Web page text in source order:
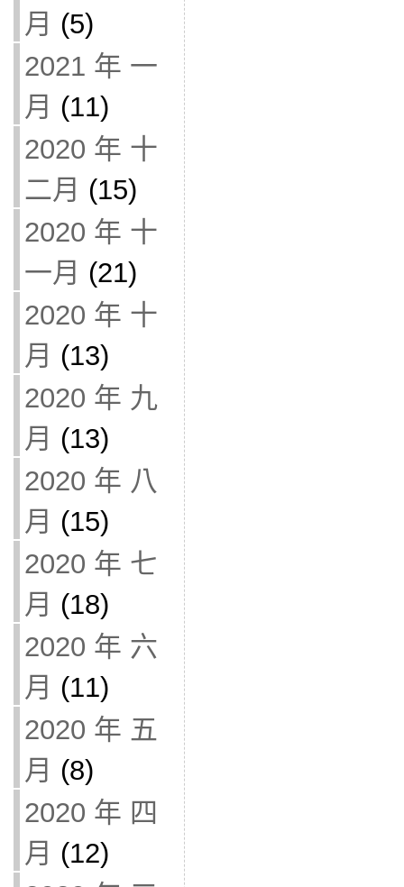
月 (5)
2021 年 一
月 (11)
2020 年 十
二月 (15)
2020 年 十
一月 (21)
2020 年 十
月 (13)
2020 年 九
月 (13)
2020 年 八
月 (15)
2020 年 七
月 (18)
2020 年 六
月 (11)
2020 年 五
月 (8)
2020 年 四
月 (12)